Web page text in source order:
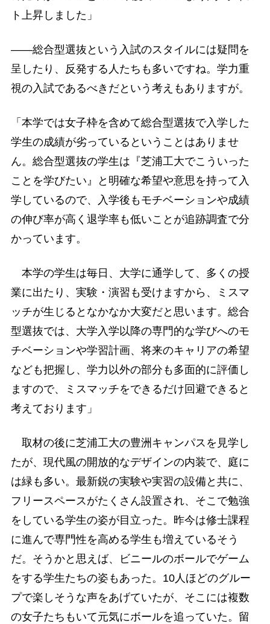
ト上昇しました」
――総合型選抜という入試のスタイルには疑問を
呈したり、反発する人たちも多いですね。学力重
視の入試であるべきだという考えもありますが。
「本学では女子枠を含めて総合型選抜で入学した
学生の成績が劣っているということはありませ
ん。総合型選抜の学生は『芝浦工大でこういった
ことを学びたい』と明確な希望や意思を持って入
学しているので、入学後もモチベーションや成績
の伸び率が高く退学率も低いことが追跡調査で分
かっています。
本学の学生は毎日、大学に通学して、多くの授
業に出たり、実験・演習も受けますから、ミスマ
ッチが生じるとなかなか大変だと思います。総合
型選抜では、大学入学以降の専門的な学びへのモ
チベーションや学習計画、将来のキャリアの希望
なども把握し、学力以外の部分も多面的に評価し
ますので、ミスマッチをできるだけ回避できると
考えております」
取材の後に芝浦工大の豊洲キャンパスを見学し
たが、現代風の開放的なデザインの内装で、庭に
は緑も多い。最新鋭の実験や実習の設備と共に、
フリースペースがたくさん設置され、そこで勉強
をしている学生の姿が目立った。昨今は修士課程
に進んで専門性を高める学生も増えているそう
だ。そうかと思えば、ビニールのボールでゲーム
をする学生たちの姿もあった。10人ほどのグルー
プで楽しそうな声をあげていたが、そこには複数
の女子たちもいて元気にボールを追っていた。留